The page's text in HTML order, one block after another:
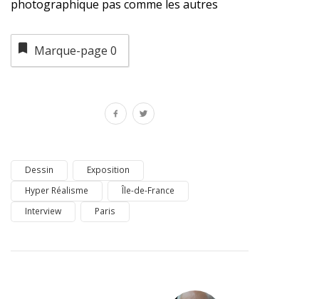
photographique pas comme les autres
Marque-page 0
Dessin
Exposition
Hyper Réalisme
Île-de-France
Interview
Paris